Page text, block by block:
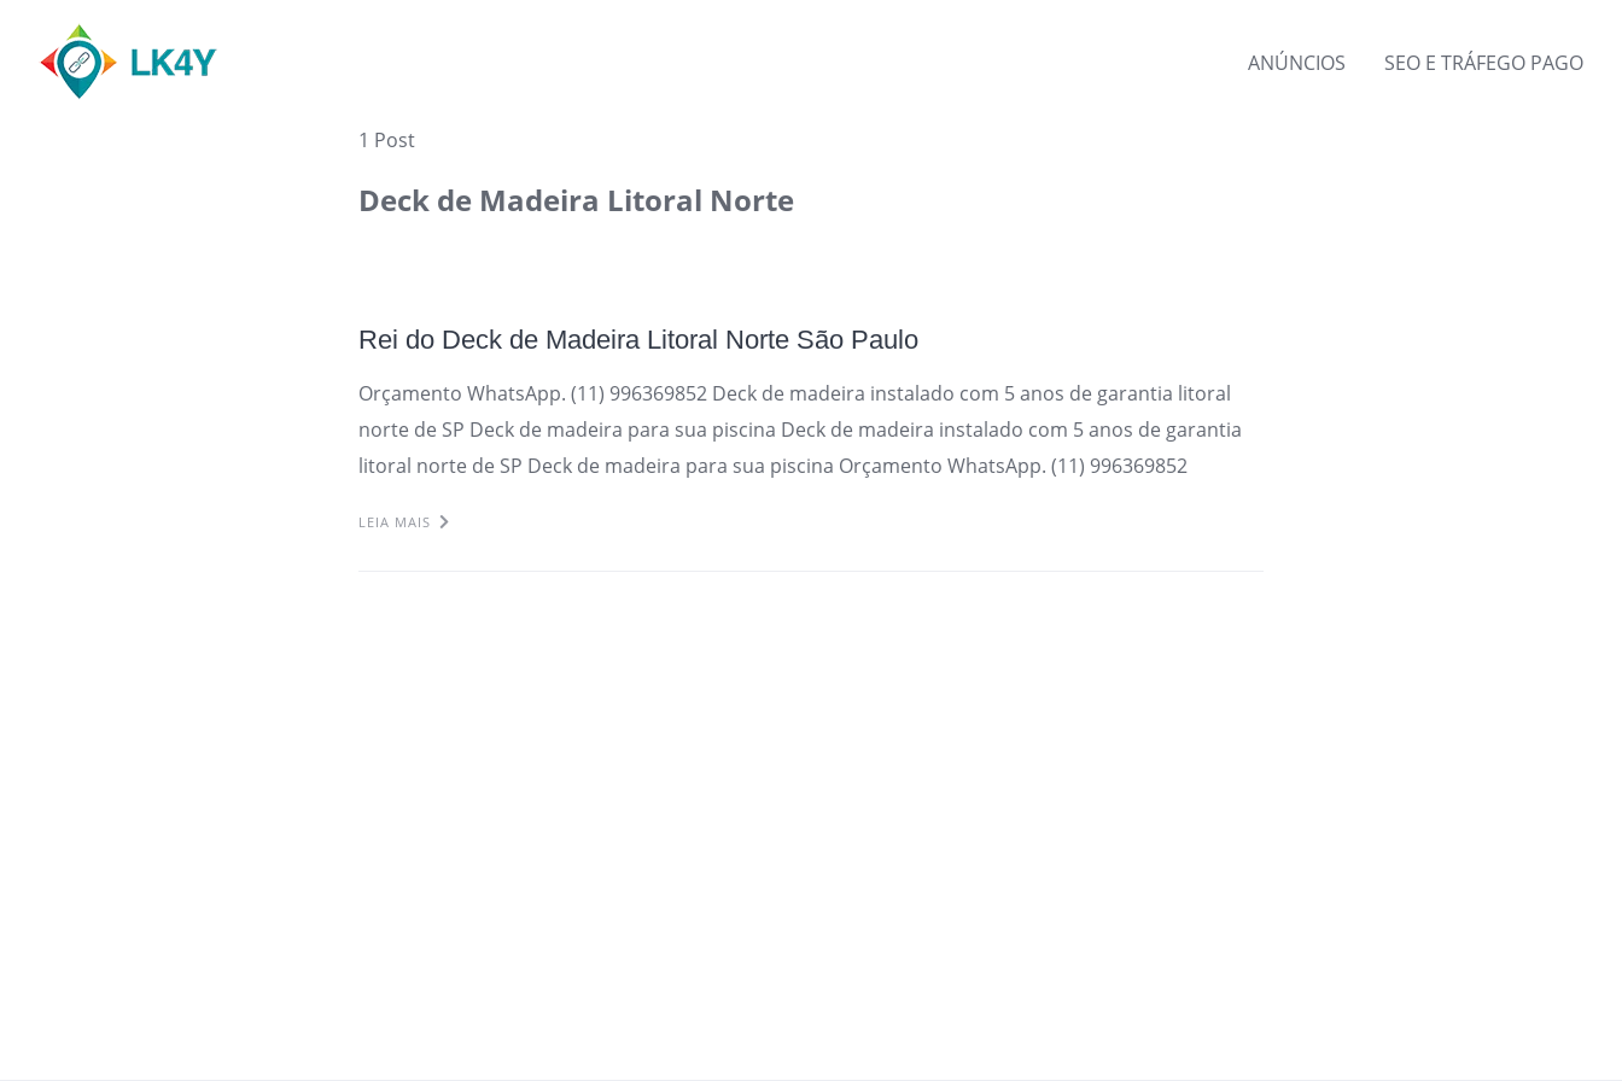
content
ANÚNCIOS SEO E TRÁFEGO PAGO
1 Post
Deck de Madeira Litoral Norte
Rei do Deck de Madeira Litoral Norte São Paulo
Orçamento WhatsApp. (11) 996369852 Deck de madeira instalado com 5 anos de garantia litoral
norte de SP Deck de madeira para sua piscina Deck de madeira instalado com 5 anos de garantia
litoral norte de SP Deck de madeira para sua piscina Orçamento WhatsApp. (11) 996369852
LEIA MAIS